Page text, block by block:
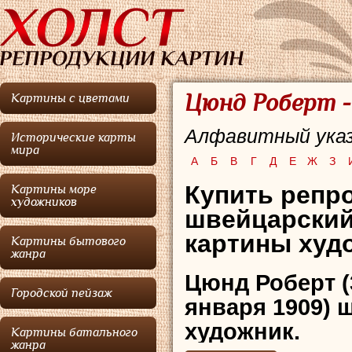
Картины с цветами
Исторические карты
мира
Картины море
художников
Картины бытового
жанра
Городской пейзаж
Картины батального
жанра
Цюнд Роберт -
Алфавитный
А Б В Г Д Е Ж З
Купить
картины
Цюнд Роберт
января 1909)
художник.